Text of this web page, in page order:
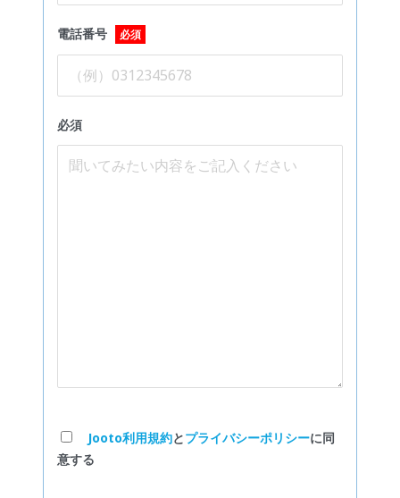
電話番号 必須
必須
Jooto利用規約とプライバシーポリシーに同
意する